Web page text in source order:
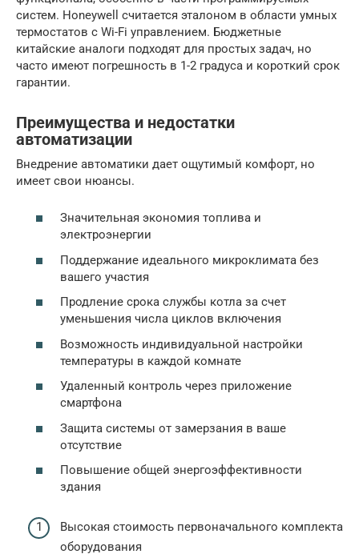
систем. Honeywell считается эталоном в области умных
термостатов с Wi-Fi управлением. Бюджетные
китайские аналоги подходят для простых задач, но
часто имеют погрешность в 1-2 градуса и короткий срок
гарантии.
Преимущества и недостатки
автоматизации
Внедрение автоматики дает ощутимый комфорт, но
имеет свои нюансы.
Значительная экономия топлива и
электроэнергии
Поддержание идеального микроклимата без
вашего участия
Продление срока службы котла за счет
уменьшения числа циклов включения
Возможность индивидуальной настройки
температуры в каждой комнате
Удаленный контроль через приложение
смартфона
Защита системы от замерзания в ваше
отсутствие
Повышение общей энергоэффективности
здания
Высокая стоимость первоначального комплекта
оборудования